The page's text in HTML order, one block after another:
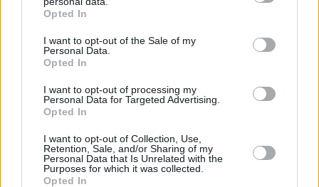
grant or deny consent to Google and its third-party tags to
use your data for below specified purposes in below Google
consent section.
Opted In
I want to opt-out of the Sale of my
Personal Data.
Opted In
I want to opt-out of processing my
Personal Data for Targeted Advertising.
Opted In
I want to opt-out of Collection, Use,
Retention, Sale, and/or Sharing of my
Personal Data that Is Unrelated with the
Purposes for which it was collected.
Opted In
Games
ΔΕΙΤΕ ΟΛΑ ΤΑ GAMES